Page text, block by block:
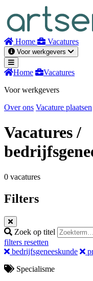
inhoud
Home Vacatures
Voor werkgevers
Home
Vacatures
Voor werkgevers
Over ons Vacature plaatsen
Vacatures/
0 vacatures
Filters
Zoek op titel
filters resetten
bedrijfsgeneeskunde
Specialisme